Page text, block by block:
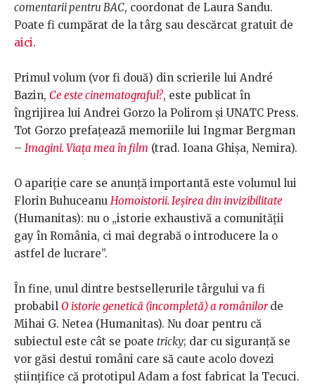
comentarii pentru BAC, coordonat de Laura Sandu.
Poate fi cumpărat de la târg sau descărcat gratuit de
aici.
Primul volum (vor fi două) din scrierile lui André
Bazin, Ce este cinematograful?, este publicat în
îngrijirea lui Andrei Gorzo la Polirom și UNATC Press.
Tot Gorzo prefațează memoriile lui Ingmar Bergman
– Imagini. Viaţa mea în film (trad. Ioana Ghişa, Nemira).
O apariție care se anunță importantă este volumul lui
Florin Buhuceanu Homoistorii. Ieșirea din invizibilitate
(Humanitas): nu o „istorie exhaustivă a comunității
gay în România, ci mai degrabă o introducere la o
astfel de lucrare”.
În fine, unul dintre bestsellerurile târgului va fi
probabil O istorie genetică (incompletă) a românilor de
Mihai G. Netea (Humanitas). Nu doar pentru că
subiectul este cât se poate tricky; dar cu siguranță se
vor găsi destui români care să caute acolo dovezi
științifice că prototipul Adam a fost fabricat la Tecuci.